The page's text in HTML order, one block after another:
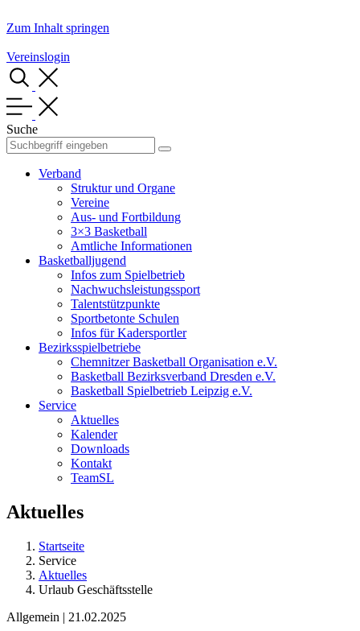
Zum Inhalt springen
Vereinslogin
Suche
Verband
Struktur und Organe
Vereine
Aus- und Fortbildung
3×3 Basketball
Amtliche Informationen
Basketballjugend
Infos zum Spielbetrieb
Nachwuchsleistungssport
Talentstützpunkte
Sportbetonte Schulen
Infos für Kadersportler
Bezirksspielbetriebe
Chemnitzer Basketball Organisation e.V.
Basketball Bezirksverband Dresden e.V.
Basketball Spielbetrieb Leipzig e.V.
Service
Aktuelles
Kalender
Downloads
Kontakt
TeamSL
Aktuelles
Startseite
Service
Aktuelles
Urlaub Geschäftsstelle
Allgemein | 21.02.2025